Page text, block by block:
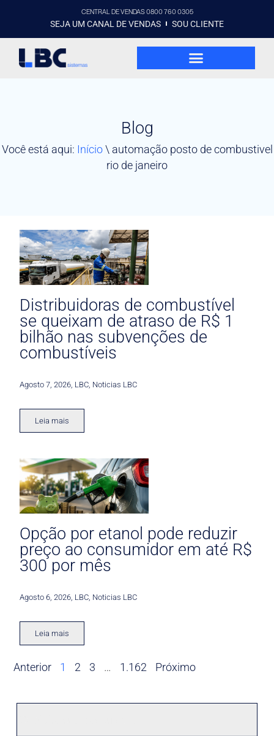
CENTRAL DE VENDAS 0800 760 0305
SEJA UM CANAL DE VENDAS SOU CLIENTE
Blog
Você está aqui: Início\ automação posto de combustivel
rio de janeiro
Distribuidoras de combustível
se queixam de atraso de R$ 1
bilhão nas subvenções de
combustíveis
Agosto 7, 2026 LBC Noticias LBC
Leia mais
Opção por etanol pode reduzir
preço ao consumidor em até R$
300 por mês
Agosto 6, 2026 LBC Noticias LBC
Leia mais
Anterior 1 2 3 … 1.162 Próximo